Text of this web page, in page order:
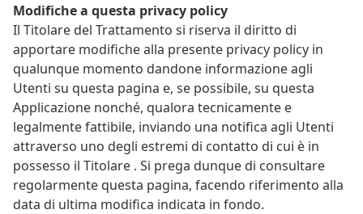
Modifiche a questa privacy policy
Il Titolare del Trattamento si riserva il diritto di
apportare modifiche alla presente privacy policy in
qualunque momento dandone informazione agli
Utenti su questa pagina e, se possibile, su questa
Applicazione nonché, qualora tecnicamente e
legalmente fattibile, inviando una notifica agli Utenti
attraverso uno degli estremi di contatto di cui è in
possesso il Titolare . Si prega dunque di consultare
regolarmente questa pagina, facendo riferimento alla
data di ultima modifica indicata in fondo.